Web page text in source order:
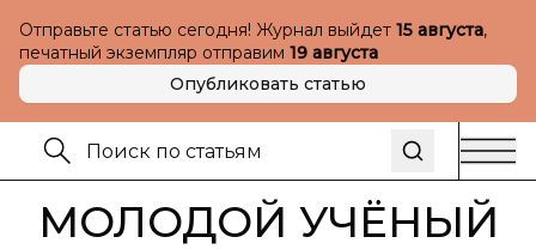
Отправьте статью сегодня! Журнал выйдет 15 августа,
печатный экземпляр отправим 19 августа
Опубликовать статью
МОЛОДОЙ УЧЁНЫЙ